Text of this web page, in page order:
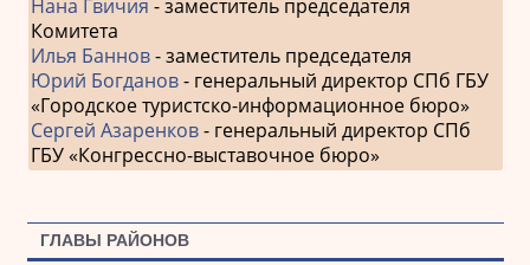
Нана Гвичия - заместитель председателя
Комитета
Илья Баннов- заместитель председателя
Юрий Богданов- генеральный директор СПб ГБУ
«Городское туристско-информационное бюро»
Сергей Азаренков- генеральный директор СПб
ГБУ «Конгрессно-выставочное бюро»
ГЛАВЫ РАЙОНОВ